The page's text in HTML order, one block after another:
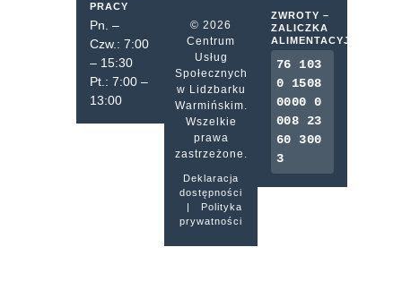
PRACY
Pn. –
Czw.: 7:00
– 15:30
Pt.: 7:00 –
13:00
© 2026
Centrum
Usług
Społecznych
w Lidzbarku
Warmińskim.
Wszelkie
prawa
zastrzeżone.
Deklaracja
dostępności
Polityka
prywatności
ZWROTY –
ZALICZKA
ALIMENTACYJNA
76 103
0 1508
0000 0
008 23
60 300
3